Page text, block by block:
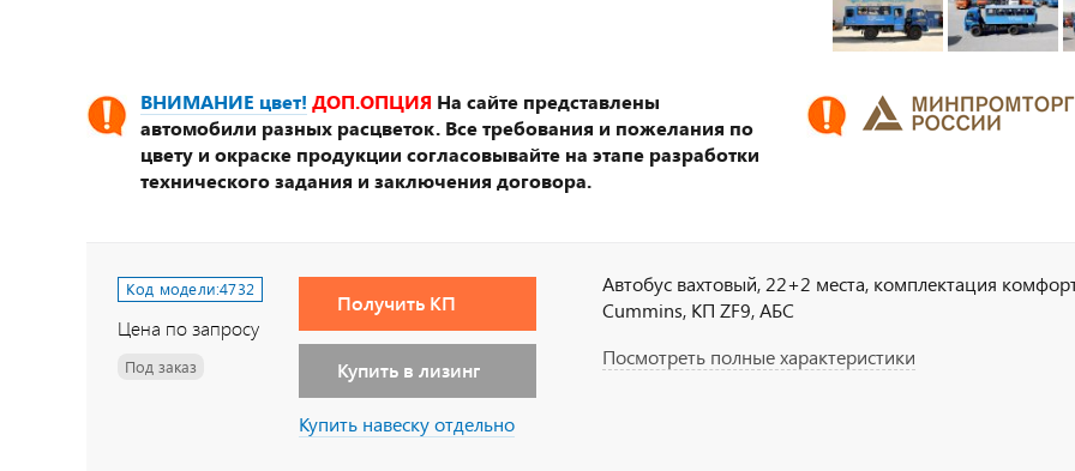
ВНИМАНИЕ цвет! ДОП.ОПЦИЯ На сайте представлены
автомобили разных расцветок. Все требования и пожелания по
цвету и окраске продукции согласовывайте на этапе разработки
технического задания и заключения договора.
Код модели:4732
Цена по запросу
Под заказ
Получить КП
Купить в лизинг
Купить навеску отдельно
Автобус вахтовый, 22+2 места, комплектация
Cummins, КП ZF9, АБС
Посмотреть полные характеристики